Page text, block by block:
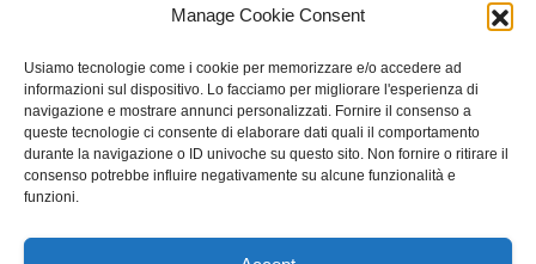
Manage Cookie Consent
Usiamo tecnologie come i cookie per memorizzare e/o accedere ad
informazioni sul dispositivo. Lo facciamo per migliorare l'esperienza di
navigazione e mostrare annunci personalizzati. Fornire il consenso a
queste tecnologie ci consente di elaborare dati quali il comportamento
durante la navigazione o ID univoche su questo sito. Non fornire o ritirare il
consenso potrebbe influire negativamente su alcune funzionalità e
funzioni.